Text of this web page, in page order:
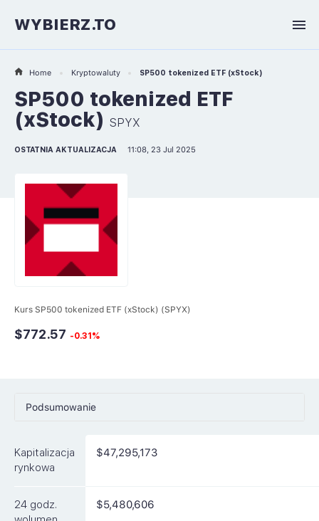
WYBIERZ.TO
Home Kryptowaluty SP500 tokenized ETF (xStock)
SP500 tokenized ETF
(xStock) SPYX
OSTATNIA AKTUALIZACJA 11:08, 23 Jul 2025
Kurs SP500 tokenized ETF (xStock) (SPYX)
$772.57 -0.31%
Podsumowanie
Rynki
FAQ
Kapitalizacja
rynkowa
$47,295,173
24 godz.
$5,480,606